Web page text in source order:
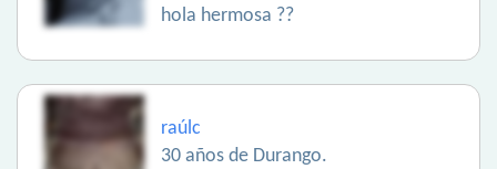
hola hermosa ??
raúlc
30 años de Durango.